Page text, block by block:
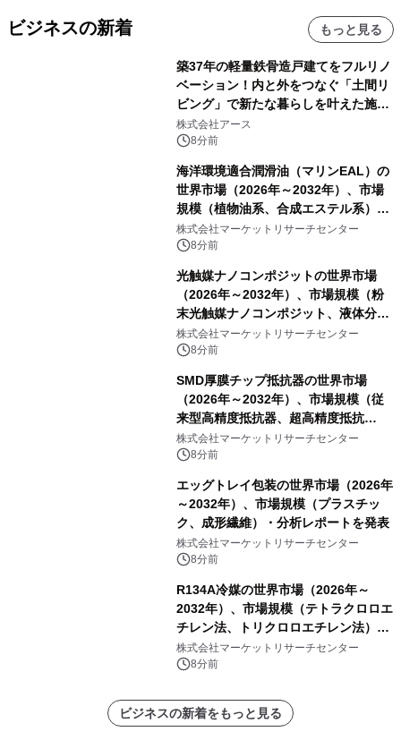
ビジネスの新着 もっと見る
築37年の軽量鉄骨造戸建てをフルリノ
ベーション！内と外をつなぐ「土間リ
ビング」で新たな暮らしを叶えた施工
事例を株式会社アースが公開
株式会社アース
8分前
海洋環境適合潤滑油（マリンEAL）の
世界市場（2026年～2032年）、市場
規模（植物油系、合成エステル系）・
分析レポートを発表
株式会社マーケットリサーチセンター
8分前
光触媒ナノコンポジットの世界市場
（2026年～2032年）、市場規模（粉
末光触媒ナノコンポジット、液体分散
液／ゾル、コーティング／フィルム一
体型製品、構造化／バルク材料）・分
株式会社マーケットリサーチセンター
8分前
SMD厚膜チップ抵抗器の世界市場
（2026年～2032年）、市場規模（従
来型高精度抵抗器、超高精度抵抗
器）・分析レポートを発表
株式会社マーケットリサーチセンター
8分前
エッグトレイ包装の世界市場（2026年
～2032年）、市場規模（プラスチッ
ク、成形繊維）・分析レポートを発表
株式会社マーケットリサーチセンター
8分前
R134A冷媒の世界市場（2026年～
2032年）、市場規模（テトラクロロエ
チレン法、トリクロロエチレン法）・
分析レポートを発表
株式会社マーケットリサーチセンター
8分前
ビジネスの新着をもっと見る